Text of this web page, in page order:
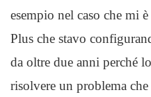
esempio nel caso che mi
Plus che stavo
da oltre due anni perché
risolvere un problema